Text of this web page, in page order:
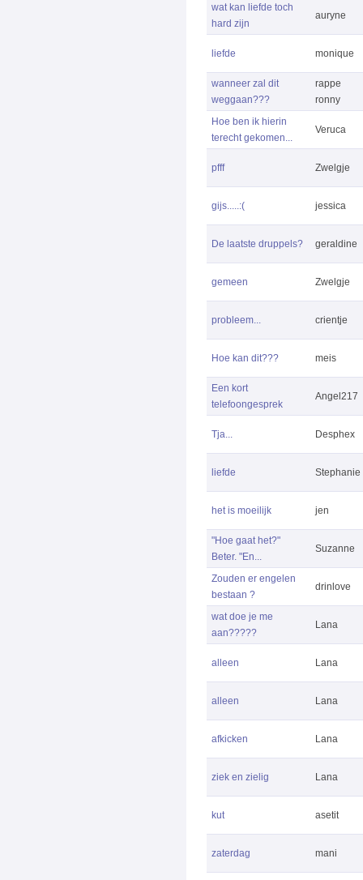
wat kan liefde toch
hard zijn
auryne
liefde monique
wanneer zal dit
weggaan???
rappe
ronny
Hoe ben ik hierin
terecht gekomen...
Veruca
pfff Zwelgje
gijs.....:( jessica
De laatste druppels? geraldine
gemeen Zwelgje
probleem... crientje
Hoe kan dit??? meis
Een kort
telefoongesprek
Angel217
Tja... Desphex
liefde Stephanie
het is moeilijk jen
"Hoe gaat het?"
Beter. "En...
Suzanne
Zouden er engelen
bestaan ?
drinlove
wat doe je me
aan?????
Lana
alleen Lana
alleen Lana
afkicken Lana
ziek en zielig Lana
kut asetit
zaterdag mani